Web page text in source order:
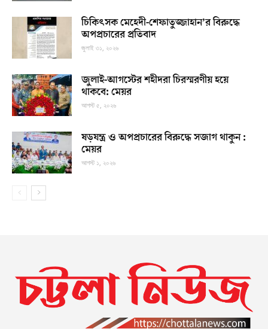
চিকিৎসক মেহেদী-শেফাতুজ্জাহান’র বিরুদ্ধে
অপপ্রচারের প্রতিবাদ
জুলাই ৩১, ২০২৬
জুলাই-আগস্টের শহীদরা চিরস্মরণীয় হয়ে
থাকবে: মেয়র
আগস্ট ৫, ২০২৬
ষড়যন্ত্র ও অপপ্রচারের বিরুদ্ধে সজাগ থাকুন :
মেয়র
আগস্ট ১, ২০২৬